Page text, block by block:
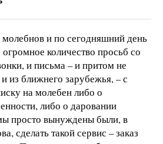
и по сегодняшний день
количество просьб со
и письма – и притом не
из ближнего зарубежья, – с
на молебен либо о
либо о даровании
просто вынуждены были, в
сделать такой сервис – заказ